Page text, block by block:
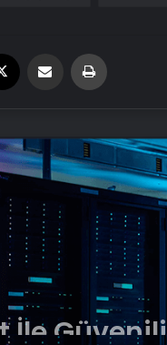
Email'den paylaş
İle